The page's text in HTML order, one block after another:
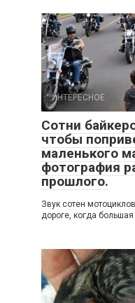
ИНТЕРЕСНОЕ
Сотни
чтобы
маленького
фотография
прошлого.
Звук сотен
дороге, когда